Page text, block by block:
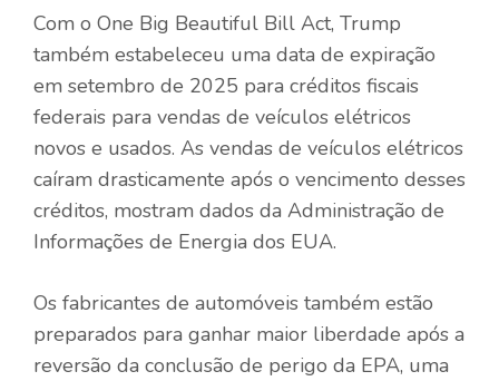
Com o One Big Beautiful Bill Act, Trump
também estabeleceu uma data de expiração
em setembro de 2025 para créditos fiscais
federais para vendas de veículos elétricos
novos e usados. As vendas de veículos elétricos
caíram drasticamente após o vencimento desses
créditos, mostram dados da Administração de
Informações de Energia dos EUA.
Os fabricantes de automóveis também estão
preparados para ganhar maior liberdade após a
reversão da conclusão de perigo da EPA, uma